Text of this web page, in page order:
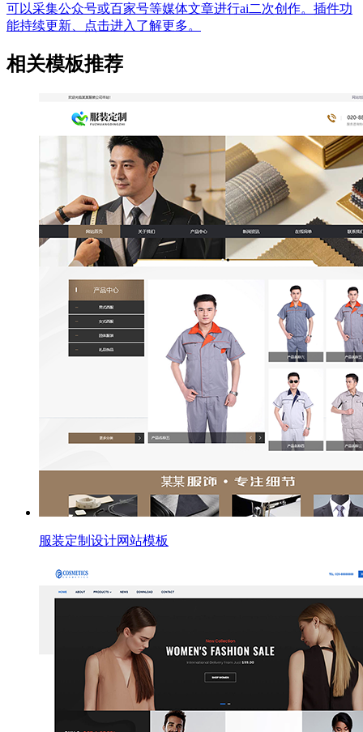
可以采集公众号或百家号等媒体文章进行ai二次创作。插件功
能持续更新、点击进入了解更多。
相关模板推荐
服装定制设计网站模板